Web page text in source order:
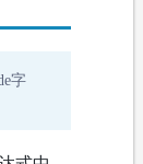
字